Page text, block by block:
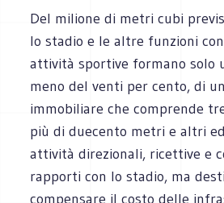
Del milione di metri cubi
lo stadio e le altre funzioni
attività sportive formano solo
meno del venti per cento, di
immobiliare che comprende
più di duecento metri e altri
attività direzionali, ricettive e
rapporti con lo stadio, ma
compensare il costo delle